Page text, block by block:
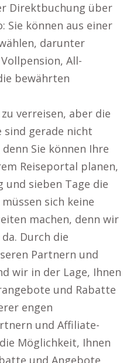
Direktbuchung über
Sie können aus einer
darunter
All-
bewährten
verreisen, aber die
sind gerade nicht
Sie können Ihre
Reiseportal planen,
und sieben Tage die
sich keine
machen, denn wir
Durch die
Partnern und
wir in der Lage, Ihnen
und Rabatte
engen
und Affiliate-
Möglichkeit, Ihnen
und Angebote